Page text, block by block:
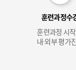
훈련과정수
훈련과정 시
내·외부 평가